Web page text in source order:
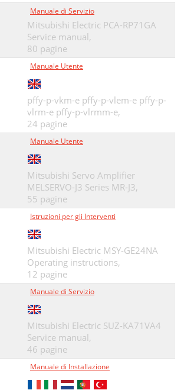
Manuale di Servizio
Mitsubishi Electric PCA-RP71GA
Service manual,
80 pagine
Manuale Utente
pffy-p-vkm-e pffy-p-vlem-e pffy-p-
vlrm-e pffy-p-vlrmm-e,
24 pagine
Manuale Utente
Mitsubishi Servo Amplifier
MELSERVO-J3 Series MR-J3,
55 pagine
Istruzioni per gli Interventi
Mitsubishi Electric MSY-GE24NA
Operating instructions,
12 pagine
Manuale di Servizio
Mitsubishi Electric SUZ-KA71VA4
Service manual,
46 pagine
Manuale di Installazione